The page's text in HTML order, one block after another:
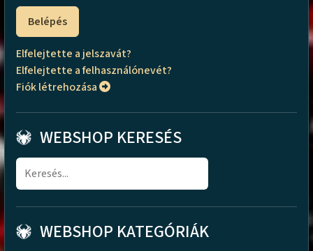
Belépés
Elfelejtette a jelszavát?
Elfelejtette a felhasználónevét?
Fiók létrehozása
WEBSHOP KERESÉS
WEBSHOP KATEGÓRIÁK